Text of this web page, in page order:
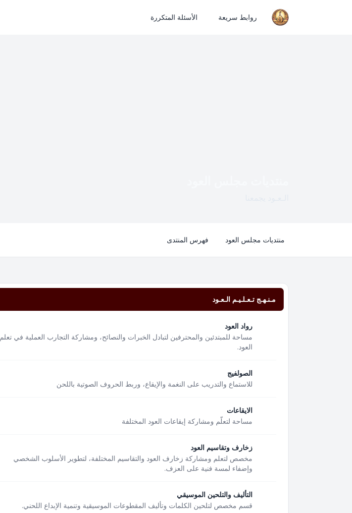
روابط سريعة الأسئلة المتكررة
منتديات مجلس العود فهرس المنتدى
مـنـهـج تـعـلـيـم الـعـود
رواد العود
مساحة للمبتدئين والمحترفين لتبادل الخبرات والنصائح، ومشاركة التجارب العملية في تعلم
العود.
الصولفيج
للاستماع والتدريب على النغمة والإيقاع، وربط الحروف الصوتية باللحن
الايقاعات
مساحة لتعلّم ومشاركة إيقاعات العود المختلفة
زخارف وتقاسيم العود
مخصص لتعلم ومشاركة زخارف العود والتقاسيم المختلفة، لتطوير الأسلوب الشخصي
وإضفاء لمسة فنية على العزف.
التأليف والتلحين الموسيقي
قسم مخصص لتلحين الكلمات وتأليف المقطوعات الموسيقية وتنمية الإبداع اللحني.